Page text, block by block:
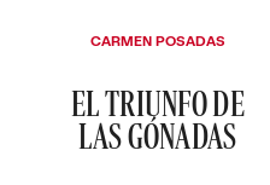
EL TRIUNFO DE
LAS GÓNADAS
CARMEN POSADAS